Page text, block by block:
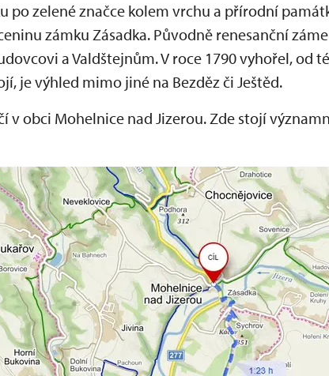
po zelené značce kolem vrchu a přírodní
zámku Zásadka. Původně renesanční
a Valdštejnům. V roce 1790 vyhořel, od
je výhled mimo jiné na Bezděz či Ještěd.
v obci Mohelnice nad Jizerou. Zde stojí